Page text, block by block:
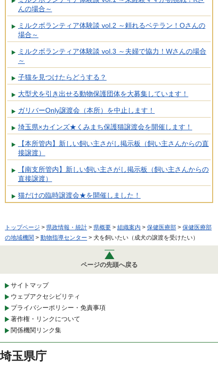
んの場合～
ミルクボランティア体験談 vol.2 ～頼れるベテラン！Oさんの
場合～
ミルクボランティア体験談 vol.3 ～夫婦で協力！Wさんの場合
～
子猫を見つけたらどうする？
大型犬を引き出せる動物保護団体を大募集しています！
ガリバーOnly譲渡会（本所）を中止します！
埼玉県×カインズ★くみまち保護猫譲渡会を開催します！
【本所管内】新しい飼い主さがし掲示板（飼い主さんからの直
接譲渡）
【南支所管内】新しい飼い主さがし掲示板（飼い主さんからの
直接譲渡）
猫だけの臨時譲渡会★を開催しました！
トップページ > 県政情報・統計 > 県概要 > 組織案内 > 保健医療部 > 保健医療部
の地域機関 > 動物指導センター > 犬を飼いたい（成犬の譲渡を受けたい）
ページの先頭へ戻る
サイトマップ
ウェブアクセシビリティ
プライバシーポリシー・免責事項
著作権・リンクについて
関係機関リンク集
埼玉県庁